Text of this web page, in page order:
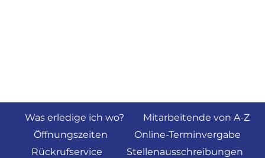
Was erledige ich wo?
Mitarbeitende von A-Z
Öffnungszeiten
Online-Terminvergabe
Rückrufservice
Stellenausschreibungen